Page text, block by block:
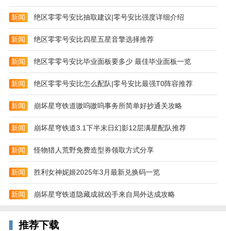
软件优势：
1、可以改变微信主题，一键更换
2、自带操作教程，没有操作难度
3、不管是海绵宝宝还是明星壁纸都可以更换
新闻 绝区零零号安比抽取建议|零号安比强度详细介绍
新闻 绝区零零号安比四星五星音擎选择推荐
新闻 绝区零零号安比毕业面板要多少 最佳毕业面板一览
新闻 绝区零零号安比怎么配队|零号安比最强T0阵容推荐
新闻 崩坏星穹铁道嗷呜嗷呜事务所简单好抄通关攻略
新闻 崩坏星穹铁道3.1下半末日幻影12层满星配队推荐
新闻 怪物猎人荒野免费造型券领取方式分享
新闻 胜利女神妮姬2025年3月最新兑换码一览
新闻 崩坏星穹铁道隐藏成就凶手来自局外达成攻略
推荐下载